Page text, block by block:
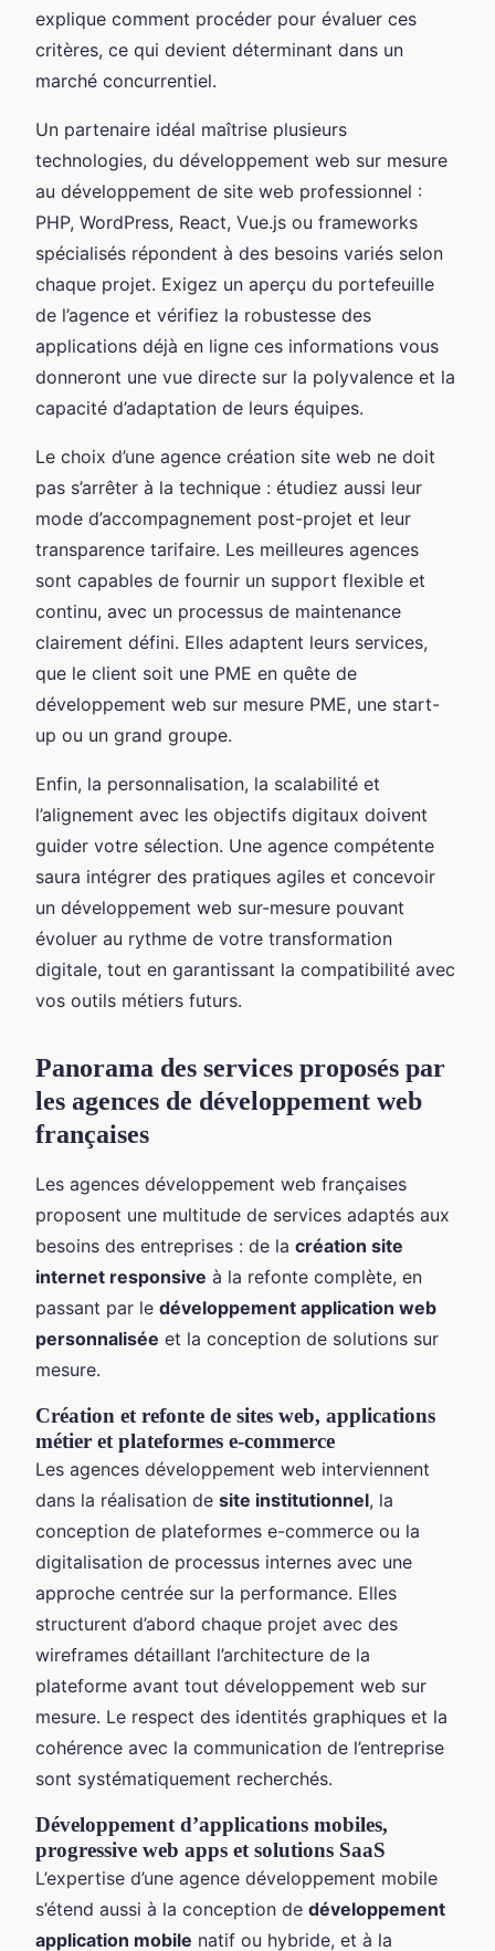
explique comment procéder pour évaluer ces
critères, ce qui devient déterminant dans un
marché concurrentiel.
Un partenaire idéal maîtrise plusieurs
technologies, du développement web sur mesure
au développement de site web professionnel :
PHP, WordPress, React, Vue.js ou frameworks
spécialisés répondent à des besoins variés selon
chaque projet. Exigez un aperçu du portefeuille
de l’agence et vérifiez la robustesse des
applications déjà en ligne ces informations vous
donneront une vue directe sur la polyvalence et la
capacité d’adaptation de leurs équipes.
Le choix d’une agence création site web ne doit
pas s’arrêter à la technique : étudiez aussi leur
mode d’accompagnement post-projet et leur
transparence tarifaire. Les meilleures agences
sont capables de fournir un support flexible et
continu, avec un processus de maintenance
clairement défini. Elles adaptent leurs services,
que le client soit une PME en quête de
développement web sur mesure PME, une start-
up ou un grand groupe.
Enfin, la personnalisation, la scalabilité et
l’alignement avec les objectifs digitaux doivent
guider votre sélection. Une agence compétente
saura intégrer des pratiques agiles et concevoir
un développement web sur-mesure pouvant
évoluer au rythme de votre transformation
digitale, tout en garantissant la compatibilité avec
vos outils métiers futurs.
Panorama des services proposés par
les agences de développement web
françaises
Les agences développement web françaises
proposent une multitude de services adaptés aux
besoins des entreprises : de la création site
internet responsive à la refonte complète, en
passant par le développement application web
personnalisée et la conception de solutions sur
mesure.
Création et refonte de sites web, applications
métier et plateformes e-commerce
Les agences développement web interviennent
dans la réalisation de site institutionnel, la
conception de plateformes e-commerce ou la
digitalisation de processus internes avec une
approche centrée sur la performance. Elles
structurent d’abord chaque projet avec des
wireframes détaillant l’architecture de la
plateforme avant tout développement web sur
mesure. Le respect des identités graphiques et la
cohérence avec la communication de l’entreprise
sont systématiquement recherchés.
Développement d’applications mobiles,
progressive web apps et solutions SaaS
L’expertise d’une agence développement mobile
s’étend aussi à la conception de développement
application mobile natif ou hybride, et à la